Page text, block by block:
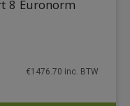
8 Euronorm
€1476.70 inc. BTW